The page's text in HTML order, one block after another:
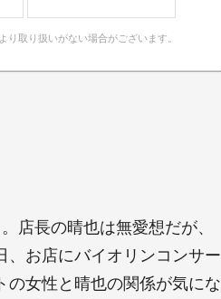
り取り扱いがない場合がございます。
店長の晴也は無愛想だが、
、お店にバイオリンコンサー
の女性と晴也の関係が気にな